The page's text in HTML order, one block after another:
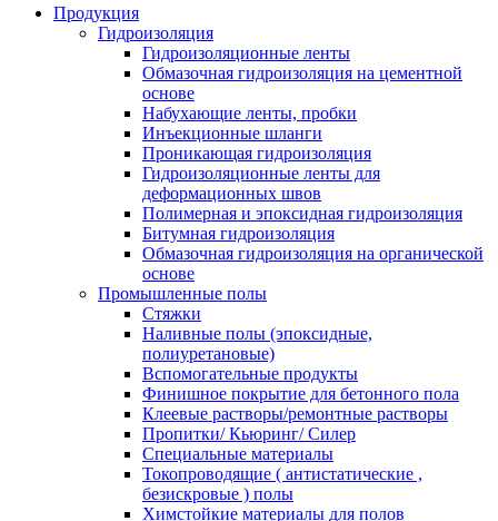
Продукция
Гидроизоляция
Гидроизоляционные ленты
Обмазочная гидроизоляция на цементной
основе
Набухающие ленты, пробки
Инъекционные шланги
Проникающая гидроизоляция
Гидроизоляционные ленты для
деформационных швов
Полимерная и эпоксидная гидроизоляция
Битумная гидроизоляция
Обмазочная гидроизоляция на органической
основе
Промышленные полы
Стяжки
Наливные полы (эпоксидные,
полиуретановые)
Вспомогательные продукты
Финишное покрытие для бетонного пола
Клеевые растворы/ремонтные растворы
Пропитки/ Кьюринг/ Силер
Специальные материалы
Токопроводящие ( антистатические ,
безискровые ) полы
Химстойкие материалы для полов